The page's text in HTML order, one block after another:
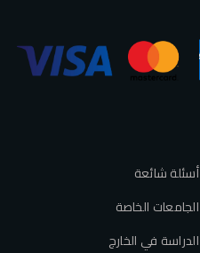
أسئلة شائعة
الجامعات الخاصة
الدراسة في الخارج